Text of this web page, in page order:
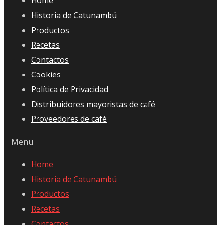
Historia de Catunambú
Productos
Recetas
Contactos
Cookies
Política de Privacidad
Distribuidores mayoristas de café
Proveedores de café
Menu
Home
Historia de Catunambú
Productos
Recetas